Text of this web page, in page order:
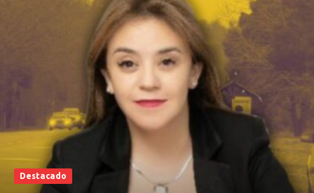
Destacado